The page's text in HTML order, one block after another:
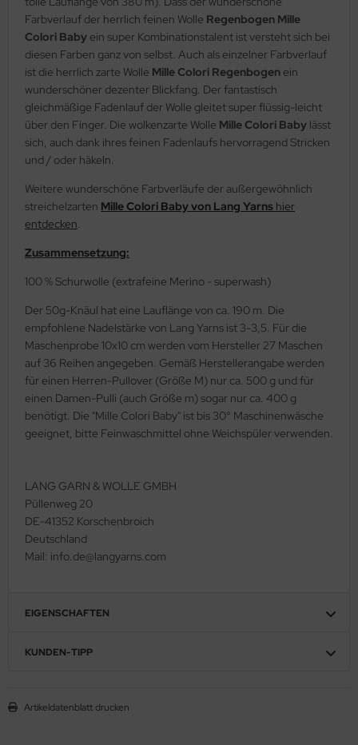
Farbverlauf der herrlich feinen Wolle Regenbogen Mille
Colori Baby ein super Kombinationstalent ist versteht sich bei
diesen Farben ganz von selbst. Auch als einzelner Farbverlauf
ist die herrlich zarte Wolle Mille Colori Regenbogen ein
wunderschöner dezenter Blickfang. Der fantastisch
gleichmäßige Fadenlauf der Wolle gleitet super flüssig-leicht
über den Finger. Die wolkenzarte Wolle Mille Colori Baby lässt
sich, auch dank ihres feinen Fadenlaufs hervorragend Stricken
und / oder häkeln.
Weitere wunderschöne Farbverläufe der außergewöhnlich
streichelzarten Mille Colori Baby von Lang Yarns hier
entdecken.
Zusammensetzung:
100 % Schurwolle (extrafeine Merino - superwash)
Der 50g-Knäul hat eine Lauflänge von ca. 190 m. Die
empfohlene Nadelstärke von Lang Yarns ist 3-3,5. Für die
Maschenprobe 10x10 cm werden vom Hersteller 27 Maschen
auf 36 Reihen angegeben. Gemäß Herstellerangabe werden
für einen Herren-Pullover (Größe M) nur ca. 500 g und für
einen Damen-Pulli (auch Größe m) sogar nur ca. 400 g
benötigt. Die "Mille Colori Baby" ist bis 30° Maschinenwäsche
geeignet, bitte Feinwaschmittel ohne Weichspüler verwenden.
LANG GARN & WOLLE GMBH
Püllenweg 20
DE-41352 Korschenbroich
Deutschland
Mail: info.de@langyarns.com
EIGENSCHAFTEN
KUNDEN-TIPP
Artikeldatenblatt drucken